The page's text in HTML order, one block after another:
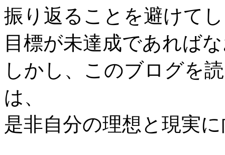
振り返ることを避けて
目標が未達成であれば
しかし、このブログを
は、
是非自分の理想と現実